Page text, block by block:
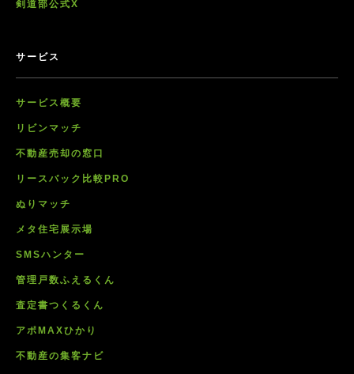
剣道部公式X
サービス
サービス概要
リビンマッチ
不動産売却の窓口
リースバック比較PRO
ぬりマッチ
メタ住宅展示場
SMSハンター
管理戸数ふえるくん
査定書つくるくん
アポMAXひかり
不動産の集客ナビ